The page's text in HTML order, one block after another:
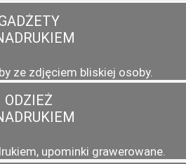
ze zdjęciem bliskiej osoby.
ODZIEŻ
upominki grawerowane.